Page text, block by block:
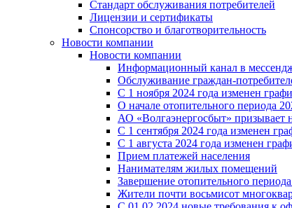
Стандарт обслуживания потребителей
Лицензии и сертификаты
Спонсорство и благотворительность
Новости компании
Новости компании
Информационный канал в
Обслуживание граждан-
С 1 ноября 2024 года изменен
О начале отопительного периода
АО «Волгаэнергосбыт» призывает
С 1 сентября 2024 года изменен
С 1 августа 2024 года изменен
Прием платежей населения
Нанимателям жилых помещений
Завершение отопительного
Жители почти восьмисот